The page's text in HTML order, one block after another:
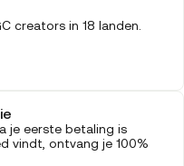
creators in 18 landen.
je eerste betaling is
vindt, ontvang je 100%